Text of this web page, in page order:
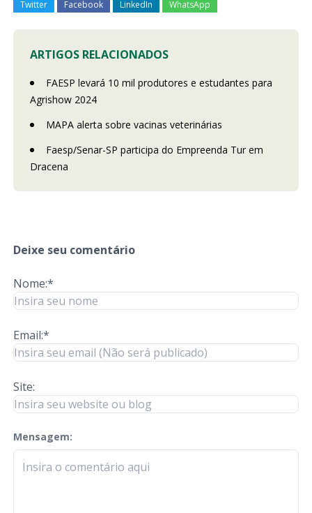
Twitter Facebook LinkedIn WhatsApp
ARTIGOS RELACIONADOS
FAESP levará 10 mil produtores e estudantes para
Agrishow 2024
MAPA alerta sobre vacinas veterinárias
Faesp/Senar-SP participa do Empreenda Tur em
Dracena
Deixe seu comentário
Nome:*
Email:*
Site:
Mensagem:
check-terms